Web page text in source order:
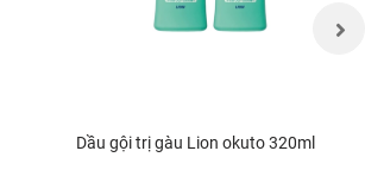
Dầu gội trị gàu Lion okuto 320ml